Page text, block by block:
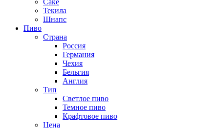
Текила
Шнапс
Пиво
Страна
Россия
Германия
Чехия
Бельгия
Англия
Тип
Светлое пиво
Темное пиво
Крафтовое пиво
Цена